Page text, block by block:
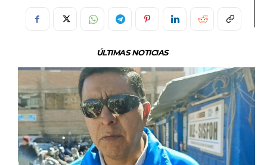
ÚLTIMAS NOTICIAS